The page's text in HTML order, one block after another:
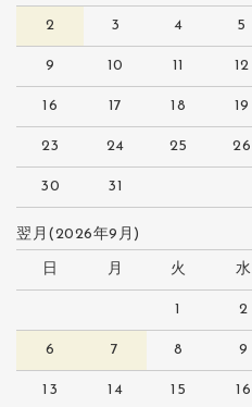
2 3 4 5
9 10 11 12
16 17 18 19
23 24 25 26
30 31
翌月(2026年9月)
日 月 火 水
1 2
6 7 8 9
13 14 15 16